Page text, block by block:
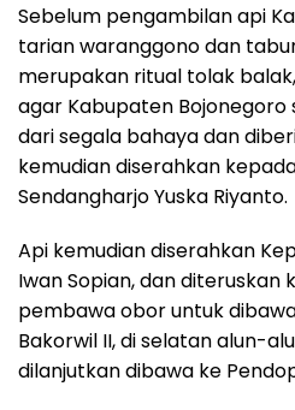
Sebelum pengambilan api
tarian waranggono dan
merupakan ritual tolak
agar Kabupaten Bojonegoro
dari segala bahaya dan
kemudian diserahkan
Sendangharjo Yuska Riyanto.
Api kemudian diserahkan
Iwan Sopian, dan diteruskan
pembawa obor untuk
Bakorwil II, di selatan alun-
dilanjutkan dibawa ke